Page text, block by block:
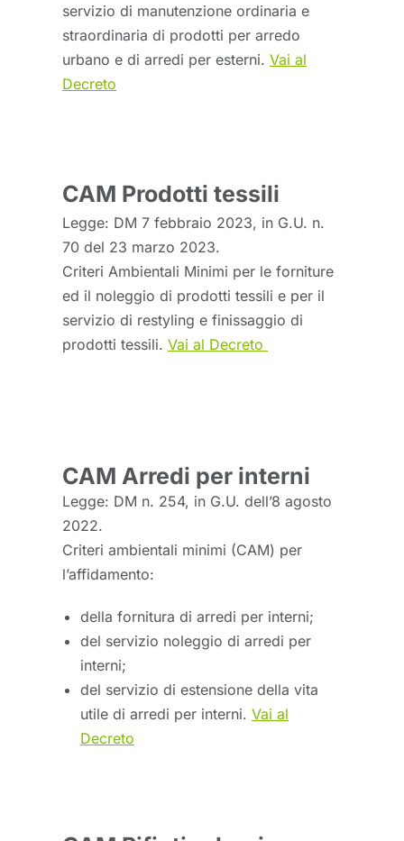
servizio di manutenzione ordinaria e
straordinaria di prodotti per arredo
urbano e di arredi per esterni. Vai al
Decreto
CAM Prodotti tessili
Legge: DM 7 febbraio 2023, in G.U. n.
70 del 23 marzo 2023.
Criteri Ambientali Minimi per le forniture
ed il noleggio di prodotti tessili e per il
servizio di restyling e finissaggio di
prodotti tessili. Vai al Decreto
CAM Arredi per interni
Legge: DM n. 254, in G.U. dell’8 agosto
2022.
Criteri ambientali minimi (CAM) per
l’affidamento:
della fornitura di arredi per interni;
del servizio noleggio di arredi per
interni;
del servizio di estensione della vita
utile di arredi per interni. Vai al
Decreto